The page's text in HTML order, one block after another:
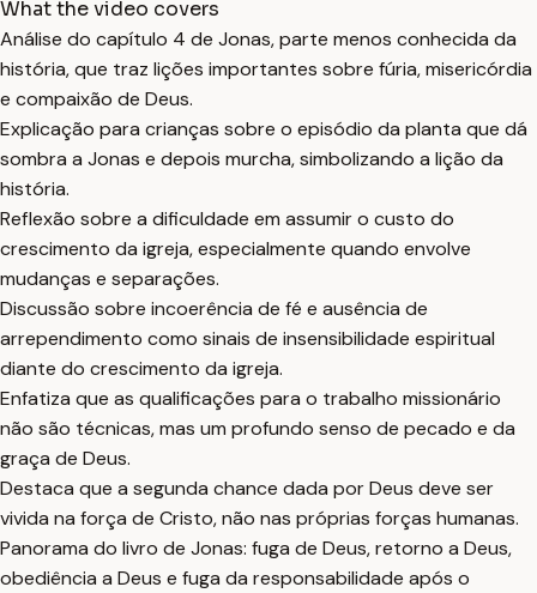
What the video covers
Análise do capítulo 4 de Jonas, parte menos conhecida da
história, que traz lições importantes sobre fúria, misericórdia
e compaixão de Deus.
Explicação para crianças sobre o episódio da planta que dá
sombra a Jonas e depois murcha, simbolizando a lição da
história.
Reflexão sobre a dificuldade em assumir o custo do
crescimento da igreja, especialmente quando envolve
mudanças e separações.
Discussão sobre incoerência de fé e ausência de
arrependimento como sinais de insensibilidade espiritual
diante do crescimento da igreja.
Enfatiza que as qualificações para o trabalho missionário
não são técnicas, mas um profundo senso de pecado e da
graça de Deus.
Destaca que a segunda chance dada por Deus deve ser
vivida na força de Cristo, não nas próprias forças humanas.
Panorama do livro de Jonas: fuga de Deus, retorno a Deus,
obediência a Deus e fuga da responsabilidade após o